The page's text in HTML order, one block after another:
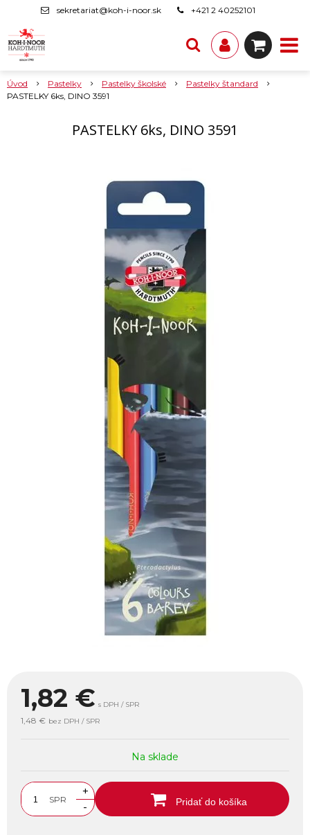
sekretariat@koh-i-noor.sk +421 2 40252101
Úvod Pastelky Pastelky školské
Pastelky štandard
PASTELKY 6ks, DINO 3591
PASTELKY 6ks, DINO 3591
1,82 € s DPH / SPR
1,48 € bez DPH / SPR
Na sklade
SPR
+
-
Pridať do košíka